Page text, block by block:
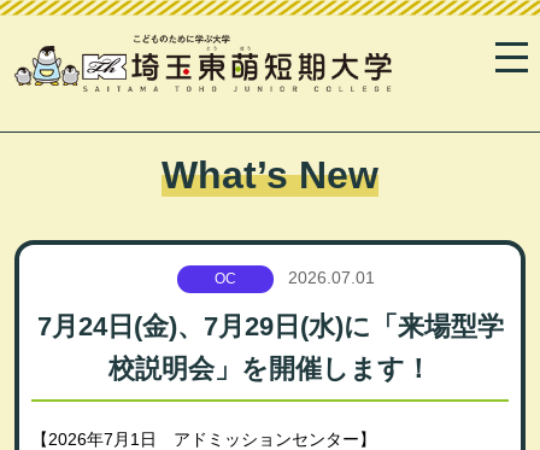
What’s New
OC 2026.07.01
7月24日(金)、7月29日(水)に「来場型学
校説明会」を開催します！
【2026年7月1日 アドミッションセンター】